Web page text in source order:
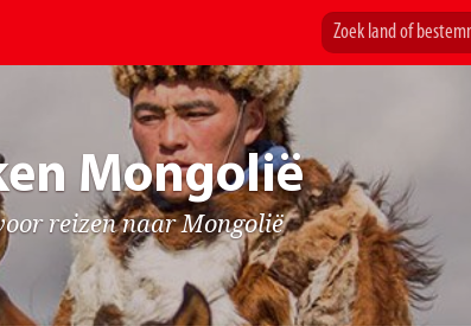
Mongolië
reizen naar Mongolië